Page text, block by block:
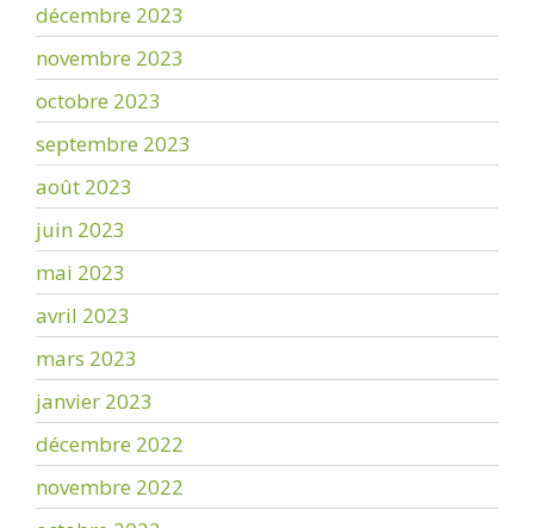
décembre 2023
novembre 2023
octobre 2023
septembre 2023
août 2023
juin 2023
mai 2023
avril 2023
mars 2023
janvier 2023
décembre 2022
novembre 2022